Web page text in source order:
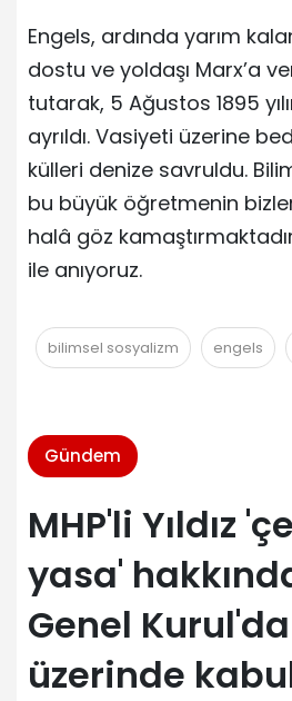
Engels, ardında yarım
dostu ve yoldaşı Marx’a
tutarak, 5 Ağustos 1895
ayrıldı. Vasiyeti üzerine
külleri denize savruldu.
bu büyük öğretmenin
halâ göz
ile anıyoruz.
bilimsel sosyalizm engels
Gündem
MHP'li Yıldız
yasa'
Genel
üzerinde